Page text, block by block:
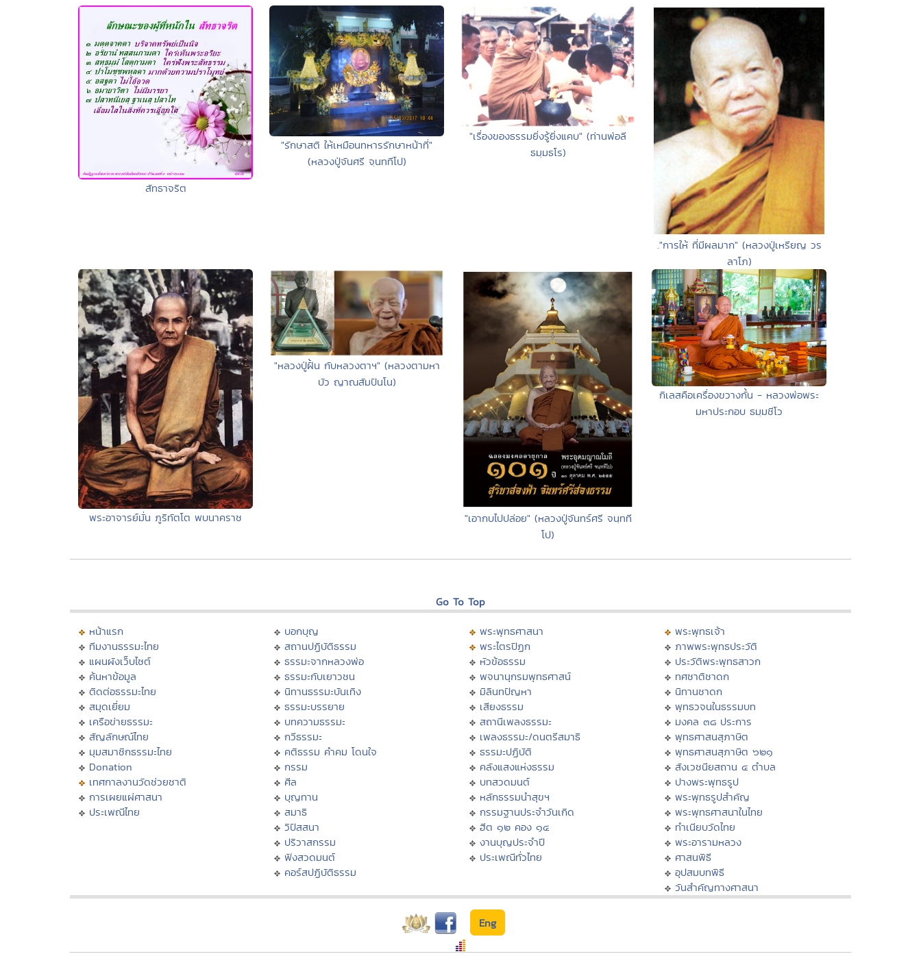
สัทธาจริต
"รักษาสติ ให้เหมือนทหารรักษาหน้าที่"
(หลวงปู่จันศรี จฺนททีโป)
"เรื่องของธรรมยิ่งรู้ยิ่งแคบ" (ท่านพ่อลี
ธมฺมธโร)
."การให้ ที่มีผลมาก" (หลวงปู่เหรียญ วร
ลาโภ)
พระอาจารย์มั่น ภูริทัตโต พบนาคราช
"หลวงปู่ฝั้น กับหลวงตาฯ" (หลวงตามหา
บัว ญาณสัมปันโน)
"เอากบไปปล่อย" (หลวงปู่จันทร์ศรี จนฺทที
โป)
กิเลสคือเครื่องขวางกั้น - หลวงพ่อพระ
มหาประกอบ ธมฺมชีโว
Go To Top
หน้าแรก
ทีมงานธรรมะไทย
แผนผังเว็บไซต์
ค้นหาข้อมูล
ติดต่อธรรมะไทย
สมุดเยี่ยม
เครือข่ายธรรมะ
สัญลักษณ์ไทย
มุมสมาชิกธรรมะไทย
Donation
เทศกาลงานวัดช่วยชาติ
การเผยแผ่ศาสนา
ประเพณีไทย
บอกบุญ
สถานปฏิบัติธรรม
ธรรมะจากหลวงพ่อ
ธรรมะกับเยาวชน
นิทานธรรมะบันเทิง
ธรรมะบรรยาย
บทความธรรมะ
กวีธรรมะ
คติธรรม คำคม โดนใจ
กรรม
ศีล
บุญทาน
สมาธิ
วิปัสสนา
ปริวาสกรรม
ฟังสวดมนต์
คอร์สปฏิบัติธรรม
พระพุทธศาสนา
พระไตรปิฏก
หัวข้อธรรม
พจนานุกรมพุทธศาสน์
มิลินทปัญหา
เสียงธรรม
สถานีเพลงธรรมะ
เพลงธรรมะ/ดนตรีสมาธิ
ธรรมะปฏิบัติ
คลังแสงแห่งธรรม
บทสวดมนต์
หลักธรรมนำสุขฯ
กรรมฐานประจำวันเกิด
ฮีต ๑๒ คอง ๑๔
งานบุญประจำปี
ประเพณีทั่วไทย
พระพุทธเจ้า
ภาพพระพุทธประวัติ
ประวัติพระพุทธสาวก
ทศชาติชาดก
นิทานชาดก
พุทธวจนในธรรมบท
มงคล ๓๘ ประการ
พุทธศาสนสุภาษิต
พุทธศาสนสุภาษิต ๖๒๑
สังเวชนียสถาน ๔ ตำบล
ปางพระพุทธรูป
พระพุทธรูปสำคัญ
พระพุทธศาสนาในไทย
ทำเนียบวัดไทย
พระอารามหลวง
ศาสนพิธี
อุปสมบทพิธี
วันสำคัญทางศาสนา
Eng